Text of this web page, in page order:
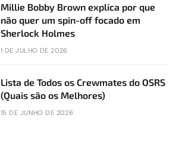
Millie Bobby Brown explica por que
não quer um spin-off focado em
Sherlock Holmes
1 DE JULHO DE 2026
Lista de Todos os Crewmates do OSRS
(Quais são os Melhores)
15 DE JUNHO DE 2026